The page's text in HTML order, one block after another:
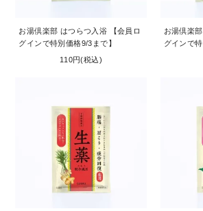
お湯倶楽部 はつらつ入浴 【会員ロ
グインで特別価格9/3まで】
110円(税込)
お湯倶楽
グインで